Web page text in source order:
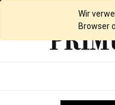
English (UK)
Wir
Browser